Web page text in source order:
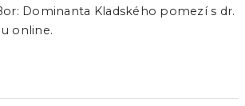
Dominanta Kladského pomezí s dr.
online.